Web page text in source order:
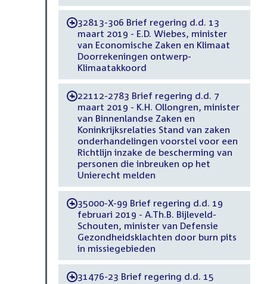
-32813-306 Brief regering d.d. 13
maart 2019 - E.D. Wiebes, minister
van Economische Zaken en Klimaat
Doorrekeningen ontwerp-
Klimaatakkoord
-22112-2783 Brief regering d.d. 7
maart 2019 - K.H. Ollongren, minister
van Binnenlandse Zaken en
Koninkrijksrelaties Stand van zaken
onderhandelingen voorstel voor een
Richtlijn inzake de bescherming van
personen die inbreuken op het
Unierecht melden
-35000-X-99 Brief regering d.d. 19
februari 2019 - A.Th.B. Bijleveld-
Schouten, minister van Defensie
Gezondheidsklachten door burn pits
in missiegebieden
-31476-23 Brief regering d.d. 15